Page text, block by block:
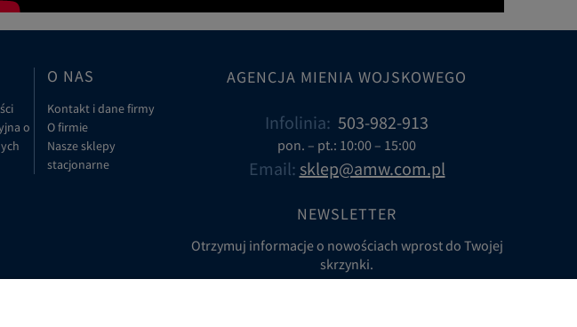
o
O NAS
Kontakt i dane firmy
O firmie
Nasze sklepy
stacjonarne
AGENCJA MIENIA WOJSKOWEGO
Infolinia: 503-982-913
pon. – pt.: 10:00 – 15:00
Email: sklep@amw.com.pl
NEWSLETTER
Otrzymuj informacje o nowościach wprost do Twojej
skrzynki.